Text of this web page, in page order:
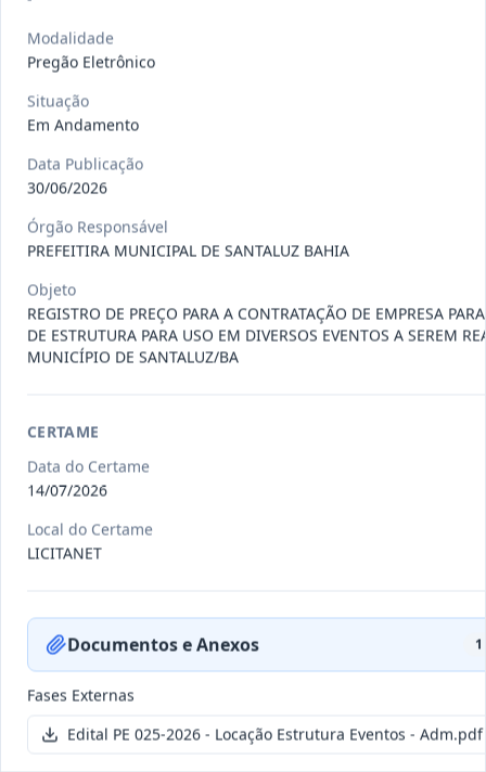
027/2026
Eletrônico
SEGURO, PARA
Situação:
Data
:13/07/2026
025/2026
Pregão
Eletrônico
REGISTRO DE PREÇO PARA A
CONTRATAÇÃO DE EMPRESA PARA
LOCAÇÃO...
028/2026
Pregão
Presencial
CONTRATAÇÃO DE EMPRESA PARA
026/2026
Pregão
Eletrônico
FUTURO E EVENTUAL
FORNECIMENTO DE GA
Modalidade
Pregão Eletrônico
Situação
Em Andamento
Data Publicação
30/06/2026
Órgão Responsável
PREFEITIRA MUNICIPAL DE SANTALUZ BAHIA
Objeto
REGISTRO DE PREÇO PARA A CONTRATAÇÃO DE EMPRESA
DE ESTRUTURA PARA USO EM DIVERSOS EVENTOS A SEREM
MUNICÍPIO DE SANTALUZ/BA
CERTAME
Data do Certame
14/07/2026
Local do Certame
LICITANET
Documentos e Anexos 1
Fases Externas
Edital PE 025-2026 - Locação Estrutura Eventos - Adm.pdf